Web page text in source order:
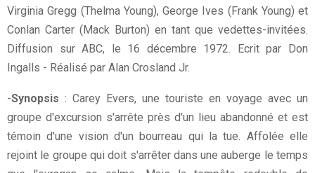
Virginia Gregg (Thelma Young), George Ives (Frank Young) et
Conlan Carter (Mack Burton) en tant que vedettes-invitées.
Diffusion sur ABC, le 16 décembre 1972. Ecrit par Don
Ingalls - Réalisé par Alan Crosland Jr.
-Synopsis : Carey Evers, une touriste en voyage avec un
groupe d'excursion s'arrête près d'un lieu abandonné et est
témoin d'une vision d'un bourreau qui la tue. Affolée elle
rejoint le groupe qui doit s'arrêter dans une auberge le temps